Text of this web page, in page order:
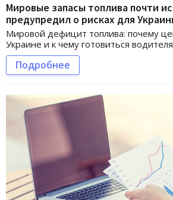
Мировые запасы топлива почти
предупредил о рисках для
Мировой дефицит топлива: почему
Украине и к чему готовиться
Подробнее